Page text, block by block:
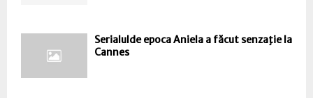
Serialulde epoca Aniela a făcut senzaţie la
Cannes